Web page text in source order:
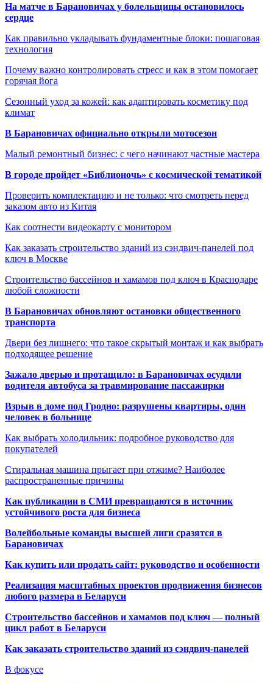
На матче в Барановичах у болельщицы остановилось
сердце
Как правильно укладывать фундаментные блоки: пошаговая
технология
Почему важно контролировать стресс и как в этом помогает
горячая йога
Сезонный уход за кожей: как адаптировать косметику под
климат
В Барановичах официально открыли мотосезон
Малый ремонтный бизнес: с чего начинают частные мастера
В городе пройдет «Библионочь» с космической тематикой
Проверить комплектацию и не только: что смотреть перед
заказом авто из Китая
Как соотнести видеокарту с монитором
Как заказать строительство зданий из сэндвич-панелей под
ключ в Москве
Строительство бассейнов и хамамов под ключ в Краснодаре
любой сложности
В Барановичах обновляют остановки общественного
транспорта
Двери без лишнего: что такое скрытый монтаж и как выбрать
подходящее решение
Зажало дверью и протащило: в Барановичах осудили
водителя автобуса за травмирование пассажирки
Взрыв в доме под Гродно: разрушены квартиры, один
человек в больнице
Как выбрать холодильник: подробное руководство для
покупателей
Стиральная машина прыгает при отжиме? Наиболее
распространенные причины
Как публикации в СМИ превращаются в источник
устойчивого роста для бизнеса
Волейбольные команды высшей лиги сразятся в
Барановичах
Как купить или продать сайт: руководство и особенности
Реализация масштабных проектов продвижения бизнесов
любого размера в Беларуси
Строительство бассейнов и хамамов под ключ — полный
цикл работ в Беларуси
Как заказать строительство зданий из сэндвич-панелей
В фокусе